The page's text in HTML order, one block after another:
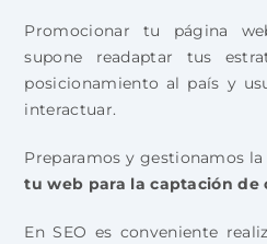
Promocionar tu página
supone readaptar tus
posicionamiento al país y
interactuar.
Preparamos y gestionamos
tu web para la captación de
En SEO es conveniente